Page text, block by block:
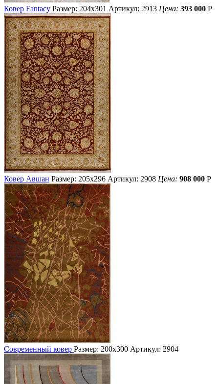
Ковер Fantacy Размер: 204х301 Артикул: 2913 Цена: 393 000 Р
Ковер Авшан Размер: 205х296 Артикул: 2908 Цена: 908 000 Р
Современный ковер Размер: 200х300 Артикул: 2904